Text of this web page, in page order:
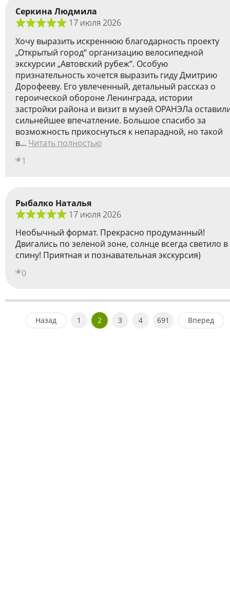
Серкина Людмила
17 июля 2026
Хочу выразить искреннюю благодарность проекту
„Открытый город“ организацию велосипедной
экскурсии „Автовский рубеж“. Особую
признательность хочется выразить гиду Дмитрию
Дорофееву. Его увлеченный, детальный рассказ о
героической обороне Ленинграда, истории
застройки района и визит в музей ОРАНЭЛа
сильнейшее впечатление. Большое спасибо за
возможность прикоснуться к непарадной, но такой
в... Читать полностью
1
Рыбалко Наталья
17 июля 2026
Необычный формат. Прекрасно продуманный!
Двигались по зеленой зоне, солнце всегда светило в
спину! Приятная и познавательная экскурсия)
0
Назад 1 2 3 4 691 Вперед